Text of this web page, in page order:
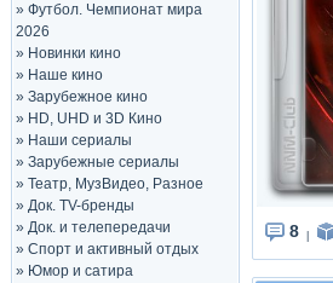
» Футбол. Чемпионат мира
2026
» Новинки кино
» Наше кино
» Зарубежное кино
» HD, UHD и 3D Кино
» Наши сериалы
» Зарубежные сериалы
» Театр, МузВидео, Разное
» Док. TV-бренды
» Док. и телепередачи
» Спорт и активный отдых
» Юмор и сатира
8